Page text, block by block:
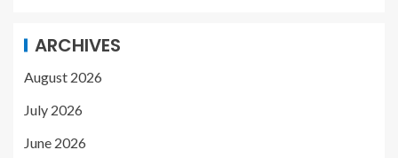
ARCHIVES
August 2026
July 2026
June 2026